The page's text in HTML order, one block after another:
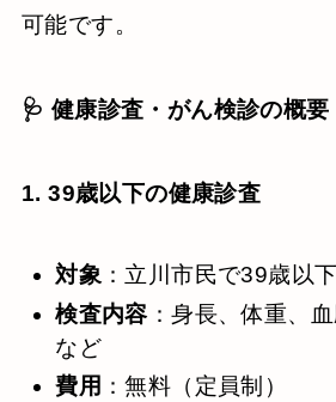
可能です。
🩺 健康診査・がん検診の概要
1. 39歳以下の健康診査
対象 ：​立川市民で39歳以
検査内容 ：​身長、体重、
など
費用 ：​無料（定員制）